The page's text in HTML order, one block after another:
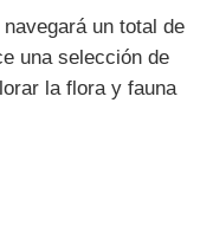
un total de
una selección de
la flora y fauna